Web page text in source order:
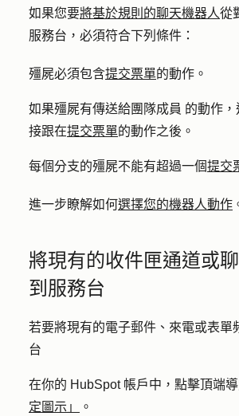
如果您要將基於規則的聊天機器人從
服務台，必須符合下列條件：
殭屍必須包含提交票單的動作。
如果殭屍有傳送給團隊成員 的動作
接跟在提交票單的動作之後。
每個分支的殭屍不能有超過一個提交
進一步瞭解如何選擇您的機器人動作
將現有的收件匣通道或
到服務台
若要將現有的電子郵件、來電或表單
台
在你的 HubSpot 帳戶中，點擊頂端
定圖示」
。